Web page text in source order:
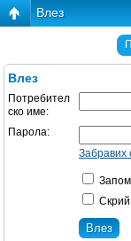
Влез
Влез
Потребител
ско име:
Парола:
Забравих